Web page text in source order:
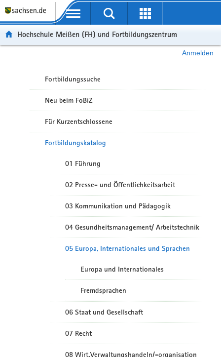
Portalübergreifende Navigation
Hochschule Meißen (FH) und Fortbildungszentrum
Anmelden
Fortbildungssuche
Neu beim FoBiZ
Für Kurzentschlossene
Fortbildungskatalog
01 Führung
02 Presse- und Öffentlichkeitsarbeit
03 Kommunikation und Pädagogik
04 Gesundheitsmanagement/ Arbeitstechnik
05 Europa, Internationales und Sprachen
Europa und Internationales
Fremdsprachen
06 Staat und Gesellschaft
07 Recht
08 Wirt.Verwaltungshandeln/-organisation